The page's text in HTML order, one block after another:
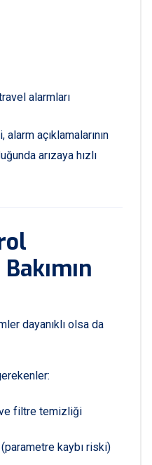
alarmları
açıklamalarının
arızaya hızlı
dayanıklı olsa da
filtre temizliği
kaybı riski)